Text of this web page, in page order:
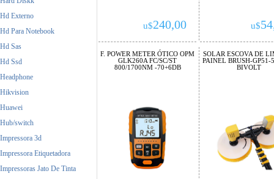
Hd Externo
Hd Para Notebook
Hd Sas
Hd Ssd
Headphone
Hikvision
Huawei
Hub/switch
Impressora 3d
Impressora Etiquetadora
Impressoras Jato De Tinta
u$240,00 u$
F. POWER METER ÓTICO OPM
GLK260A FC/SC/ST
800/1700NM -70+6DB
SOLAR ESCOVA DE
PAINEL BRUSH-GP51-
BIVOLT